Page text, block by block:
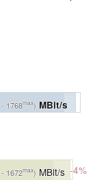
- 1768max) MBit/s
- 1672max) MBit/s -4%